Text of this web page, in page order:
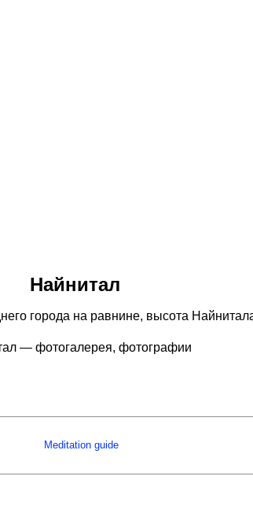
Найнитал
города на равнине, высота
— фотогалерея, фотографии
Meditation guide